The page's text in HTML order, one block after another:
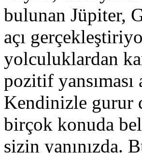
bulunan Jüpiter,
açı
yolculuklardan
pozitif
Kendinizle gurur
birçok konuda
sizin yanınızda.